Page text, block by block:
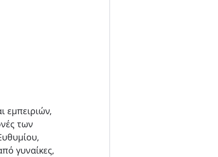
εμπειριών,
των
γυναίκες,